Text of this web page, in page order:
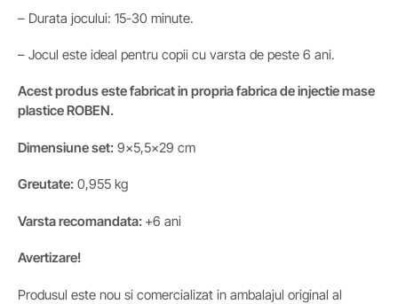
– Durata jocului: 15-30 minute.
– Jocul este ideal pentru copii cu varsta de peste 6 ani.
Acest produs este fabricat in propria fabrica de injectie mase
plastice ROBEN.
Dimensiune set: 9×5,5×29 cm
Greutate: 0,955 kg
Varsta recomandata: +6 ani
Avertizare!
Produsul este nou si comercializat in ambalajul original al